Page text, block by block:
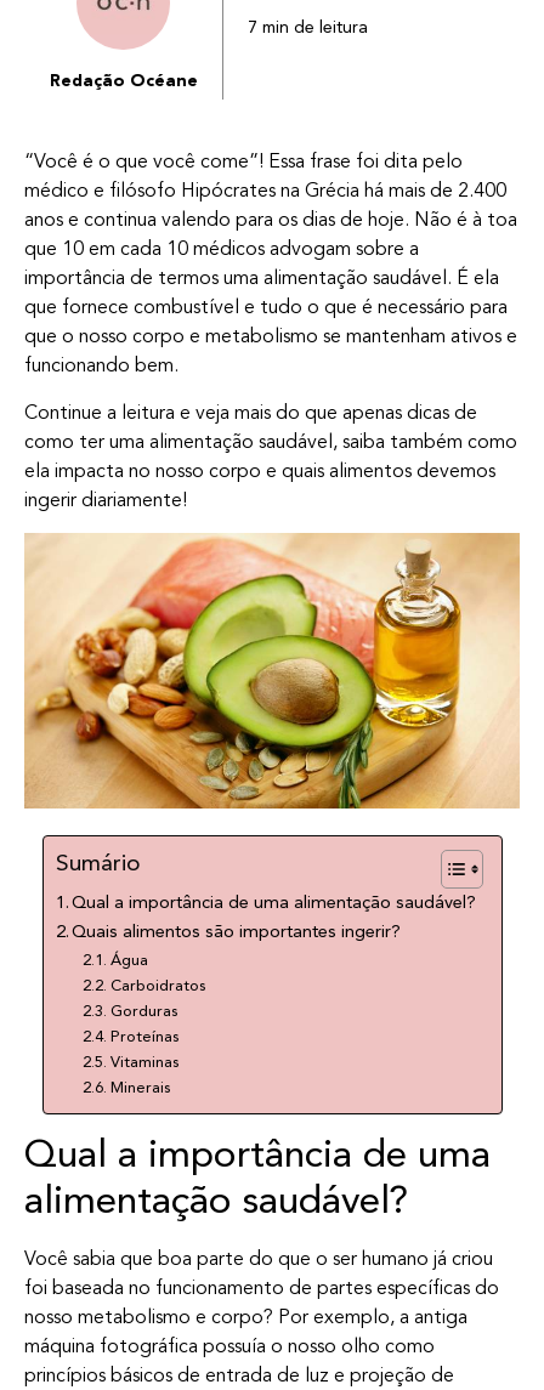
Redação Océane
7 min de leitura
“Você é o que você come”! Essa frase foi dita pelo
médico e filósofo Hipócrates na Grécia há mais de 2.400
anos e continua valendo para os dias de hoje. Não é à toa
que 10 em cada 10 médicos advogam sobre a
importância de termos uma alimentação saudável. É ela
que fornece combustível e tudo o que é necessário para
que o nosso corpo e metabolismo se mantenham ativos e
funcionando bem.
Continue a leitura e veja mais do que apenas dicas de
como ter uma alimentação saudável, saiba também como
ela impacta no nosso corpo e quais alimentos devemos
ingerir diariamente!
Sumário
Qual a importância de uma alimentação saudável?
Quais alimentos são importantes ingerir?
Água
Carboidratos
Gorduras
Proteínas
Vitaminas
Minerais
Qual a importância de uma
alimentação saudável?
Você sabia que boa parte do que o ser humano já criou
foi baseada no funcionamento de partes específicas do
nosso metabolismo e corpo? Por exemplo, a antiga
máquina fotográfica possuía o nosso olho como
princípios básicos de entrada de luz e projeção de